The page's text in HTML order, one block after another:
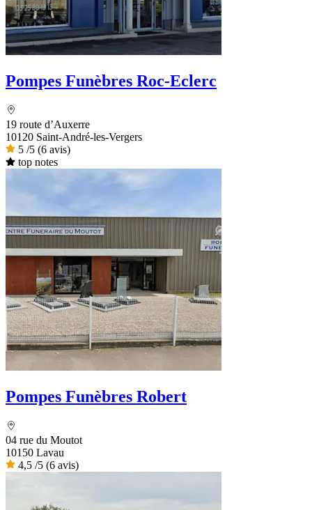
Pompes Funèbres Roc-Eclerc
19 route d’Auxerre
10120 Saint-André-les-Vergers
5 /5 (6 avis)
top notes
Pompes Funèbres Robert
04 rue du Moutot
10150 Lavau
4,5 /5 (6 avis)